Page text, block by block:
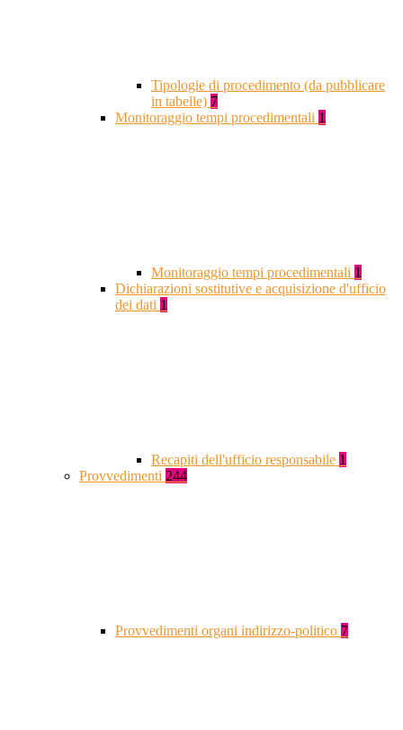
Tipologie di procedimento (da pubblicare
in tabelle) 7
Monitoraggio tempi procedimentali 1
Monitoraggio tempi procedimentali 1
Dichiarazioni sostitutive e acquisizione d'ufficio
dei dati 1
Recapiti dell'ufficio responsabile 1
Provvedimenti 244
Provvedimenti organi indirizzo-politico 7